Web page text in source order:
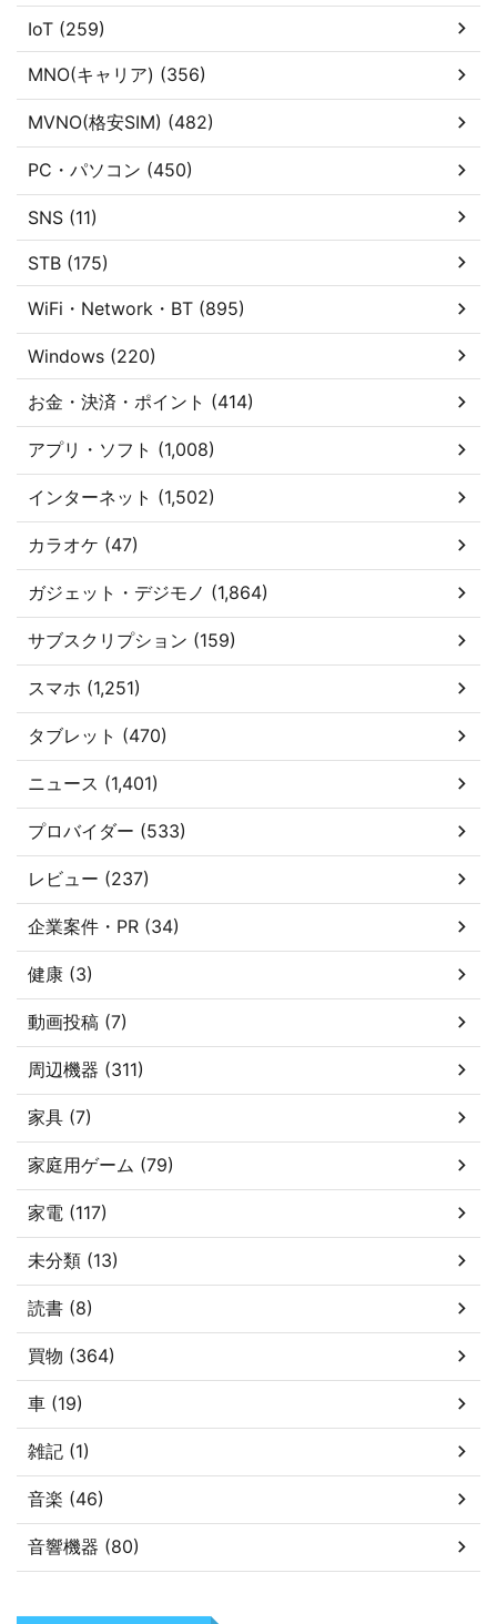
IoT (259)
MNO(キャリア) (356)
MVNO(格安SIM) (482)
PC・パソコン (450)
SNS (11)
STB (175)
WiFi・Network・BT (895)
Windows (220)
お金・決済・ポイント (414)
アプリ・ソフト (1,008)
インターネット (1,502)
カラオケ (47)
ガジェット・デジモノ (1,864)
サブスクリプション (159)
スマホ (1,251)
タブレット (470)
ニュース (1,401)
プロバイダー (533)
レビュー (237)
企業案件・PR (34)
健康 (3)
動画投稿 (7)
周辺機器 (311)
家具 (7)
家庭用ゲーム (79)
家電 (117)
未分類 (13)
読書 (8)
買物 (364)
車 (19)
雑記 (1)
音楽 (46)
音響機器 (80)